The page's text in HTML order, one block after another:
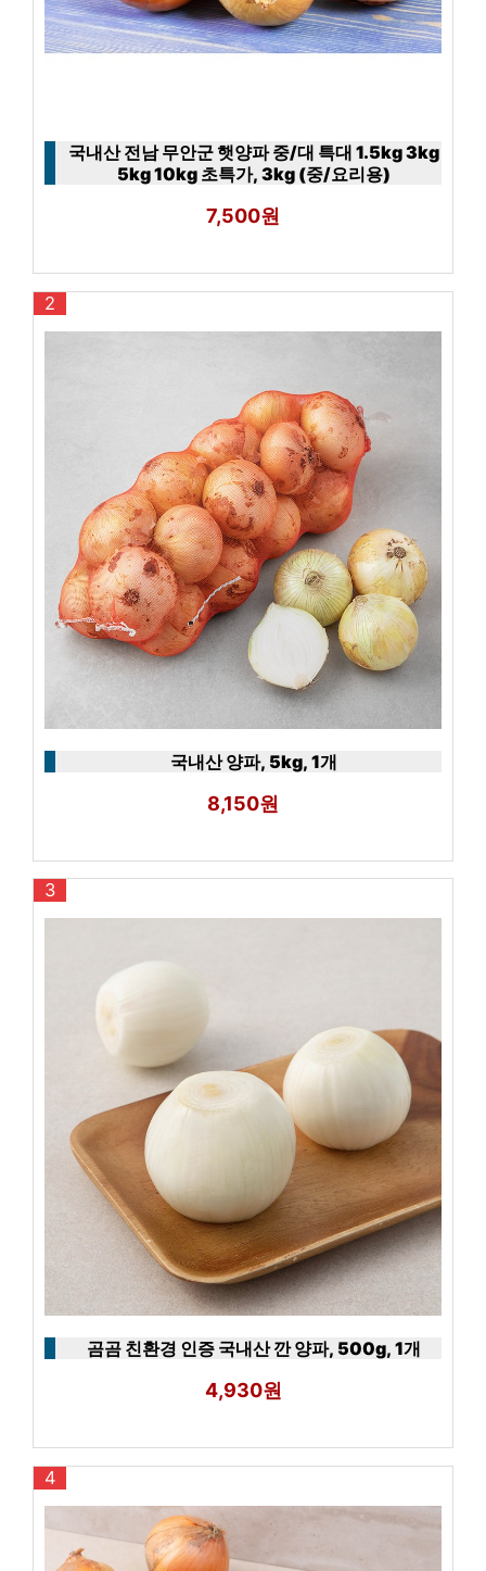
국내산 전남 무안군 햇양파 중/대 특대 1.5kg 3kg
5kg 10kg 초특가, 3kg (중/요리용)
7,500원
2
국내산 양파, 5kg, 1개
8,150원
3
곰곰 친환경 인증 국내산 깐 양파, 500g, 1개
4,930원
4